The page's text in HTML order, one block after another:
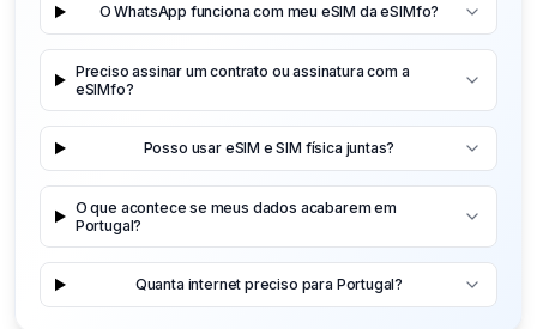
O WhatsApp funciona com meu eSIM da eSIMfo?
Preciso assinar um contrato ou assinatura com a
eSIMfo?
Posso usar eSIM e SIM física juntas?
O que acontece se meus dados acabarem em
Portugal?
Quanta internet preciso para Portugal?